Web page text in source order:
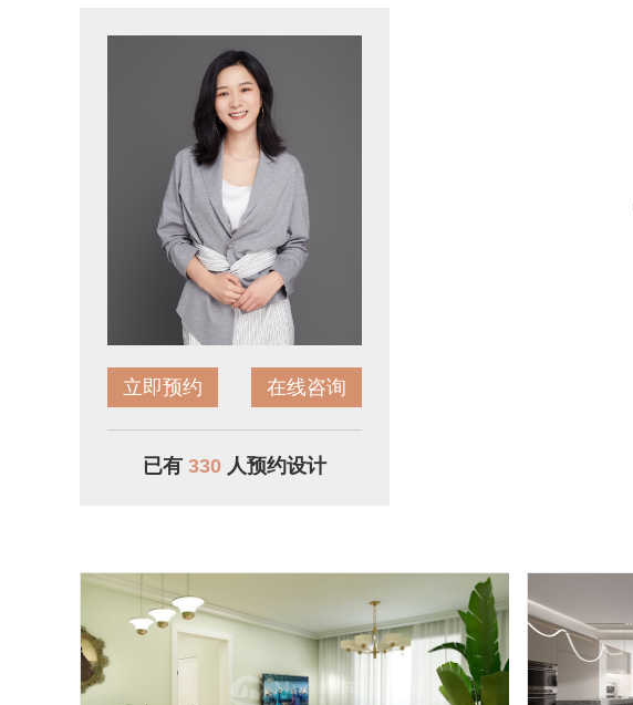
立即预约 在线咨询
已有 330 人预约设计